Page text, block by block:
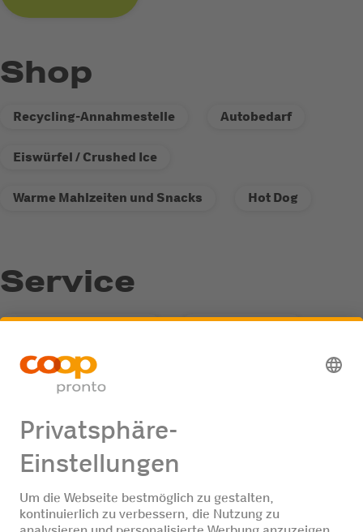
Shop
Recycling-Annahmestelle Autobedarf
Eiswürfel / Crushed Ice
Warme Mahlzeiten und Snacks Hot Dog
Service
Fastline-Tankautomat LKW freundlich
Recycling-Annahmestelle
Jobangebote